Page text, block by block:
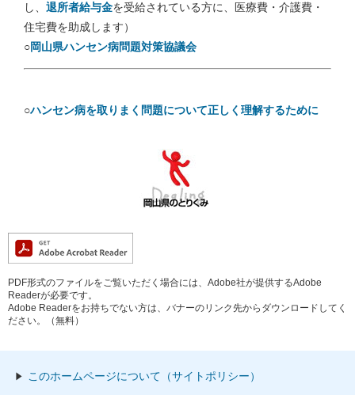
し、 退所者給与金を受給されている方に、医療費・介護費・
住宅費を助成します）
○岡山県ハンセン病問題対策協議会
○ハンセン病を取りまく問題について正しく理解するために
PDF形式のファイルをご覧いただく場合には、Adobe社が提供するAdobe
Readerが必要です。
Adobe Readerをお持ちでない方は、バナーのリンク先からダウンロードしてく
ださい。（無料）
このホームページについて（サイトポリシー）